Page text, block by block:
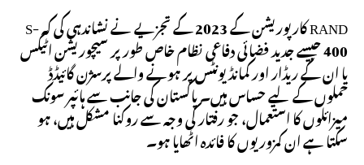
RAND کارپوریشن کے 2023 کے تجزیے نے نشاندہی کی کہ S-
400 جیسے جدید فضائی دفاعی نظام خاص طور پر سیچوریشن اٹیکس
یا ان کے ریڈار اور کمانڈ یونٹس پر ہونے والے پرسژن گائیڈڈ
حملوں کے لیے حساس ہیں۔ پاکستان کی جانب سے ہائپر سونک
میزائلوں کا استعمال، جو رفتار کی وجہ سے روکنا مشکل ہیں، ہو
سکتا ہے ان کمزوریوں کا فائدہ اٹھایا ہو۔